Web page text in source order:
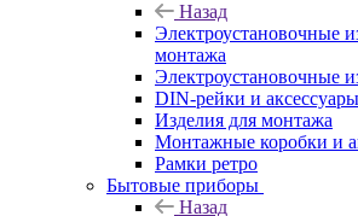
Назад
Электроустановочные
монтажа
Электроустановочные
DIN-рейки и аксессуары
Изделия для монтажа
Монтажные коробки и
Рамки ретро
Бытовые приборы
Назад